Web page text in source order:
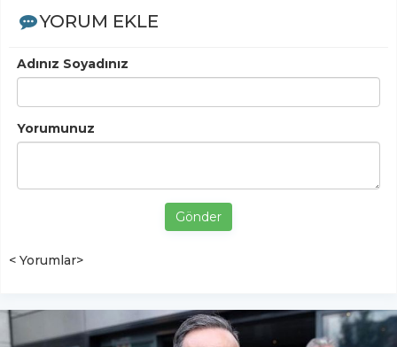
YORUM EKLE
Adınız Soyadınız
Yorumunuz
Gönder
< Yorumlar>